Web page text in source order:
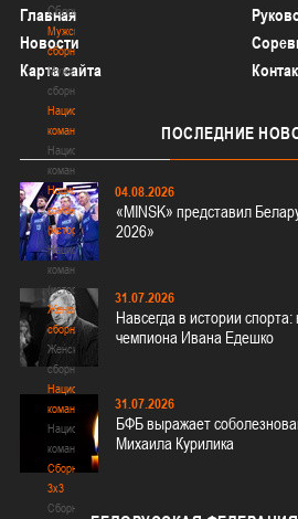
Сборные
Мужские
сборные
Мужские
сборные
Национальная
команда
Национальная
команда
Национальная
команда
(история)
Национальная
команда
(история)
Женские
сборные
Женские
сборные
Национальная
команда
Национальная
команда
Сборные
3х3
Сборные
Главная
Новости
Карта сайта
ПОСЛЕДНИЕ
04.08.2026
«MINSK» представил
2026»
31.07.2026
Навсегда в истории
чемпиона Ивана Едешко
31.07.2026
БФБ выражает
Михаила Курилика